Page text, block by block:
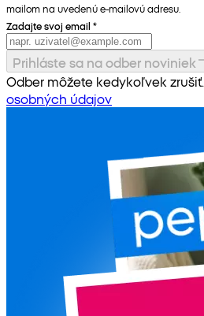
mailom na uvedenú e-mailovú adresu.
Zadajte svoj email *
Prihláste sa na odber noviniek
Odber môžete kedykoľvek zrušiť.
osobných údajov